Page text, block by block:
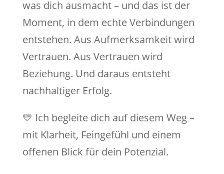
was dich ausmacht – und das ist der
Moment, in dem echte Verbindungen
entstehen. Aus Aufmerksamkeit wird
Vertrauen. Aus Vertrauen wird
Beziehung. Und daraus entsteht
nachhaltiger Erfolg.
💛 Ich begleite dich auf diesem Weg –
mit Klarheit, Feingefühl und einem
offenen Blick für dein Potenzial.